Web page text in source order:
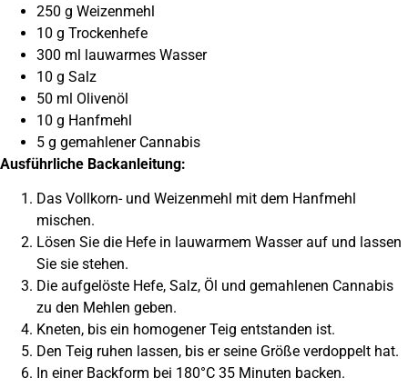
250 g Weizenmehl
10 g Trockenhefe
300 ml lauwarmes Wasser
10 g Salz
50 ml Olivenöl
10 g Hanfmehl
5 g gemahlener Cannabis
Ausführliche Backanleitung:
Das Vollkorn- und Weizenmehl mit dem Hanfmehl
mischen.
Lösen Sie die Hefe in lauwarmem Wasser auf und lassen
Sie sie stehen.
Die aufgelöste Hefe, Salz, Öl und gemahlenen Cannabis
zu den Mehlen geben.
Kneten, bis ein homogener Teig entstanden ist.
Den Teig ruhen lassen, bis er seine Größe verdoppelt hat.
In einer Backform bei 180°C 35 Minuten backen.